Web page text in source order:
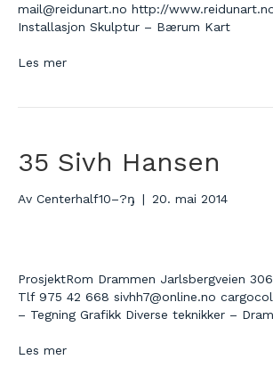
mail@reidunart.no http://
Installasjon Skulptur – Bærum Kart
Les mer
35 Sivh Hansen
Av Centerhalf10–?ŋ | 20. mai 2014
ProsjektRom Drammen Jarlsbergveien
Tlf 975 42 668 sivhh7@online.no
– Tegning Grafikk Diverse teknikker –
Les mer